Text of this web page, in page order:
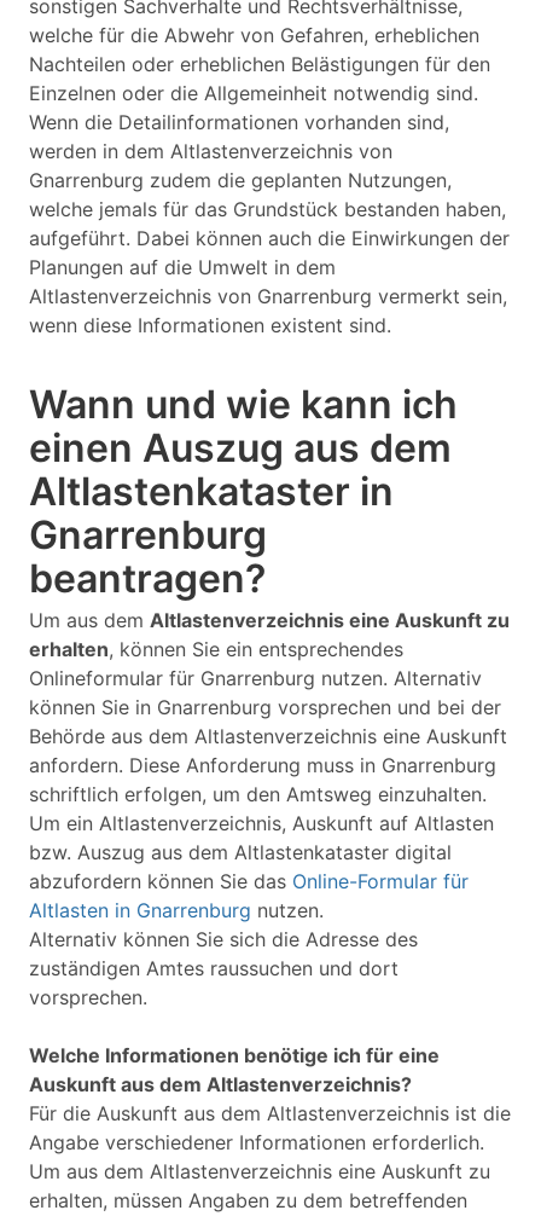
sonstigen Sachverhalte und Rechtsverhältnisse,
welche für die Abwehr von Gefahren, erheblichen
Nachteilen oder erheblichen Belästigungen für den
Einzelnen oder die Allgemeinheit notwendig sind.
Wenn die Detailinformationen vorhanden sind,
werden in dem Altlastenverzeichnis von
Gnarrenburg zudem die geplanten Nutzungen,
welche jemals für das Grundstück bestanden haben,
aufgeführt. Dabei können auch die Einwirkungen der
Planungen auf die Umwelt in dem
Altlastenverzeichnis von Gnarrenburg vermerkt sein,
wenn diese Informationen existent sind.
Wann und wie kann ich
einen Auszug aus dem
Altlastenkataster in
Gnarrenburg
beantragen?
Um aus dem Altlastenverzeichnis eine Auskunft zu
erhalten, können Sie ein entsprechendes
Onlineformular für Gnarrenburg nutzen. Alternativ
können Sie in Gnarrenburg vorsprechen und bei der
Behörde aus dem Altlastenverzeichnis eine Auskunft
anfordern. Diese Anforderung muss in Gnarrenburg
schriftlich erfolgen, um den Amtsweg einzuhalten.
Um ein Altlastenverzeichnis, Auskunft auf Altlasten
bzw. Auszug aus dem Altlastenkataster digital
abzufordern können Sie das Online-Formular für
Altlasten in Gnarrenburg nutzen.
Alternativ können Sie sich die Adresse des
zuständigen Amtes raussuchen und dort
vorsprechen.
Welche Informationen benötige ich für eine
Auskunft aus dem Altlastenverzeichnis?
Für die Auskunft aus dem Altlastenverzeichnis ist die
Angabe verschiedener Informationen erforderlich.
Um aus dem Altlastenverzeichnis eine Auskunft zu
erhalten, müssen Angaben zu dem betreffenden